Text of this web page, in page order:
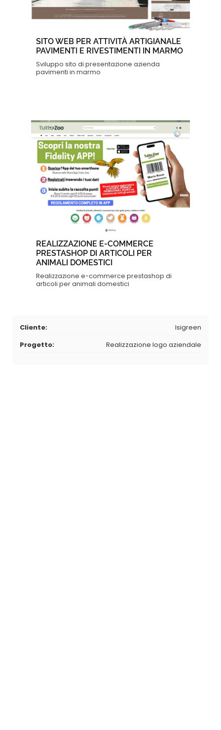
SITO WEB PER ATTIVITÀ ARTIGIANALE
PAVIMENTI E RIVESTIMENTI IN MARMO
Sviluppo sito di presentazione azienda
pavimenti in marmo
REALIZZAZIONE E-COMMERCE
PRESTASHOP DI ARTICOLI PER
ANIMALI DOMESTICI
Realizzazione e-commerce prestashop di
articoli per animali domestici
Cliente:
Isigreen
Progetto:
Realizzazione logo aziendale